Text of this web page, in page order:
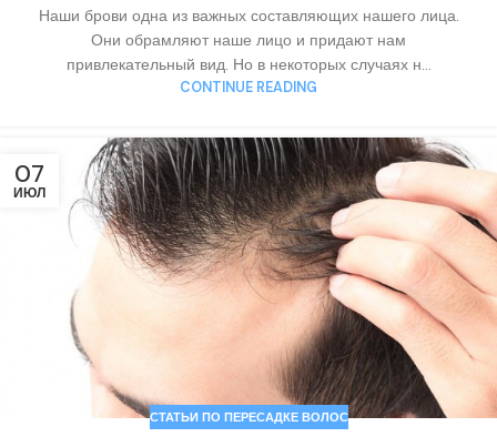
Наши брови одна из важных составляющих нашего лица.
Они обрамляют наше лицо и придают нам
привлекательный вид. Но в некоторых случаях н...
CONTINUE READING
07
ИЮЛ
СТАТЬИ ПО ПЕРЕСАДКЕ ВОЛОС